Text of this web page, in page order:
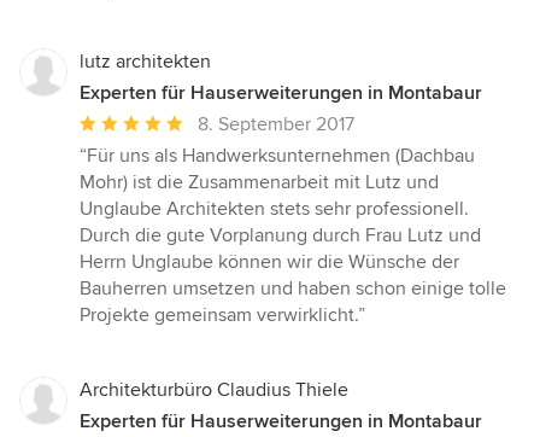
lutz architekten
Experten für Hauserweiterungen in Montabaur
Durchschnittliche
Bewertung:
5
von
5
Sternen
8. September 2017
“Für uns als Handwerksunternehmen (Dachbau
Mohr) ist die Zusammenarbeit mit Lutz und
Unglaube Architekten stets sehr professionell.
Durch die gute Vorplanung durch Frau Lutz und
Herrn Unglaube können wir die Wünsche der
Bauherren umsetzen und haben schon einige tolle
Projekte gemeinsam verwirklicht.”
Architekturbüro Claudius Thiele
Experten für Hauserweiterungen in Montabaur